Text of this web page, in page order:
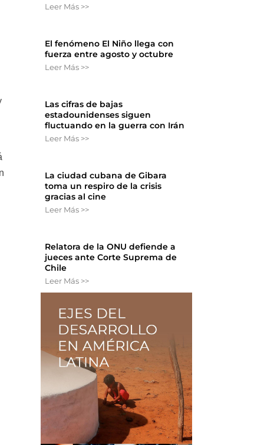
Leer Más >>
El fenómeno El Niño llega con
fuerza entre agosto y octubre
Leer Más >>
Las cifras de bajas
estadounidenses siguen
fluctuando en la guerra con Irán
Leer Más >>
La ciudad cubana de Gibara
toma un respiro de la crisis
gracias al cine
Leer Más >>
Relatora de la ONU defiende a
jueces ante Corte Suprema de
Chile
Leer Más >>